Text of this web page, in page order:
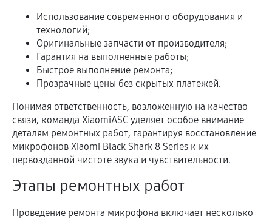
Использование современного оборудования и
технологий;
Оригинальные запчасти от производителя;
Гарантия на выполненные работы;
Быстрое выполнение ремонта;
Прозрачные цены без скрытых платежей.
Понимая ответственность, возложенную на качество
связи, команда XiaomiASC уделяет особое внимание
деталям ремонтных работ, гарантируя восстановление
микрофонов Xiaomi Black Shark 8 Series к их
первозданной чистоте звука и чувствительности.
Этапы ремонтных работ
Проведение ремонта микрофона включает несколько